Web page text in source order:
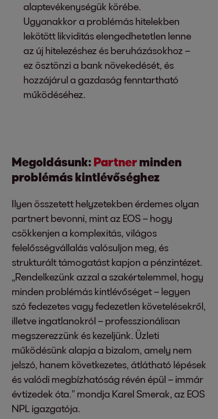
alaptevékenységük körébe.
Ugyanakkor a problémás hitelekben
lekötött likviditás elengedhetetlen lenne
az új hitelezéshez és beruházásokhoz –
ez ösztönzi a bank növekedését, és
hozzájárul a gazdaság fenntartható
működéséhez.
Megoldásunk: Partnerminden
problémás kintlévőséghez
Ilyen összetett helyzetekben érdemes olyan
partnert bevonni, mint az EOS – hogy
csökkenjen a komplexitás, világos
felelősségvállalás valósuljon meg, és
strukturált támogatást kapjon a pénzintézet.
„Rendelkezünk azzal a szakértelemmel, hogy
minden problémás kintlévőséget – legyen
szó fedezetes vagy fedezetlen követelésekről,
illetve ingatlanokról – professzionálisan
megszerezzünk és kezeljünk. Üzleti
működésünk alapja a bizalom, amely nem
jelszó, hanem következetes, átlátható lépések
és valódi megbízhatóság révén épül – immár
évtizedek óta.” mondja Karel Smerak, az EOS
NPL igazgatója.